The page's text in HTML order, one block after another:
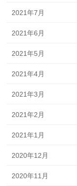
2021年7月
2021年6月
2021年5月
2021年4月
2021年3月
2021年2月
2021年1月
2020年12月
2020年11月